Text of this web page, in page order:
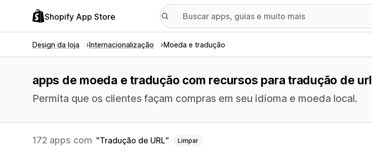
Shopify App Store
Design da loja Internacionalização Moeda e tradução
apps de moeda e tradução com recursos para tradução de url
Permita que os clientes façam compras em seu idioma e moeda local.
172 apps com Tradução de URL Limpar